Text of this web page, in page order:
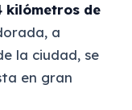
kilómetros de
a
la ciudad, se
en gran